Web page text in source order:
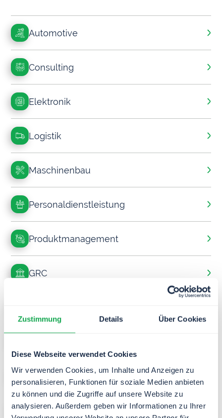
Zustimmung Details Über Cookies
Diese Webseite verwendet Cookies
Wir verwenden Cookies, um Inhalte und Anzeigen zu
personalisieren, Funktionen für soziale Medien anbieten
zu können und die Zugriffe auf unsere Website zu
analysieren. Außerdem geben wir Informationen zu Ihrer
Automotive
Consulting
Elektronik
Logistik
Maschinenbau
Personal­dienstleistung
Produkt­management
GRC
Human Resources
Informationstechnologie